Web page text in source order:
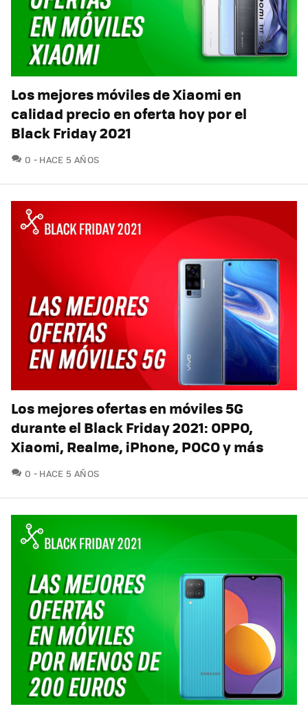
Los mejores móviles de Xiaomi en
calidad precio en oferta hoy por el
Black Friday 2021
0 COMENTARIOS
HACE 5 AÑOS
Los mejores ofertas en móviles 5G
durante el Black Friday 2021: OPPO,
Xiaomi, Realme, iPhone, POCO y más
0 COMENTARIOS
HACE 5 AÑOS